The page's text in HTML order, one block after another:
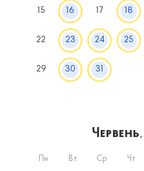
15 16 17 18
22 23 24 25
29 30 31
Червень
Пн Вт Ср Чт